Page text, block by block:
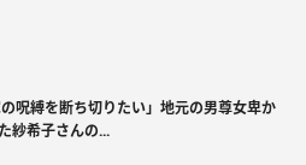
の呪縛を断ち切りたい」地元の男尊女卑か
紗希子さんの...